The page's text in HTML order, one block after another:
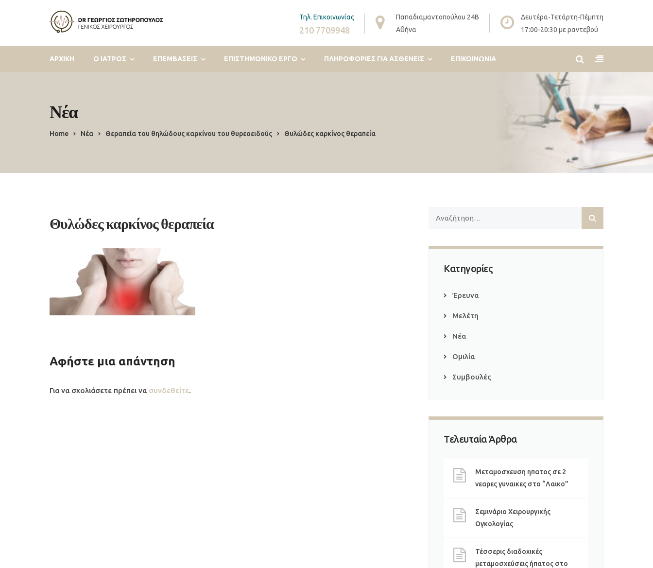
Τηλ. Επικοινωνίας
210 7709948
Παπαδιαμαντοπούλου 24Β
Αθήνα
Δευτέρα-Τετάρτη-Πέμπτη
17:00-20:30 με ραντεβού
ΑΡΧΙΚΗ Ο ΙΑΤΡΟΣ ΕΠΕΜΒΑΣΕΙΣ ΕΠΙΣΤΗΜΟΝΙΚΟ ΕΡΓΟ ΠΛΗΡΟΦΟΡΊΕΣ ΓΙΑ ΑΣΘΕΝΕΊΣ ΕΠΙΚΟΙΝΩΝΊΑ
Νέα
Home Νέα Θεραπεία του θηλώδους καρκίνου του θυρεοειδούς Θυλώδες καρκίνος θεραπεία
Θυλώδες καρκίνος θεραπεία
Αφήστε μια απάντηση
Για να σχολιάσετε πρέπει να συνδεθείτε.
Κατηγορίες
Έρευνα
Μελέτη
Νέα
Ομιλία
Συμβουλές
Τελευταία Άρθρα
Μεταμοσχευση ηπατος σε 2
νεαρες γυναικες στο “Λαικο”
Σεμινάριο Χειρουργικής
Ογκολογίας
Τέσσερις διαδοχικές
μεταμοσχεύσεις ήπατος στο